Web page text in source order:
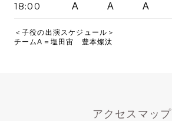
18:00 A A A
＜子役の出演スケジュール＞
チームA＝塩田宙 豊本燦汰
アクセスマップ